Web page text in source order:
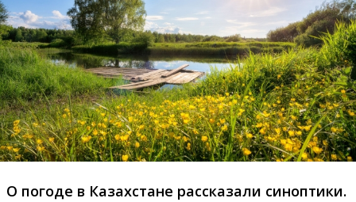
О погоде в Казахстане рассказали синоптики.